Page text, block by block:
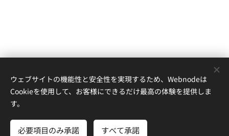
ウェブサイトの機能性と安全性を実現するため、Webnodeは
Cookieを使用して、お客様にできるだけ最高の体験を提供しま
す。
必要項目のみ承諾 すべて承諾